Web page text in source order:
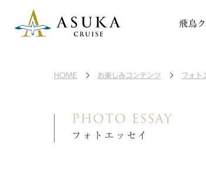
飛鳥
HOME お楽しみコンテンツ フォト
photo essay
フォトエッセイ